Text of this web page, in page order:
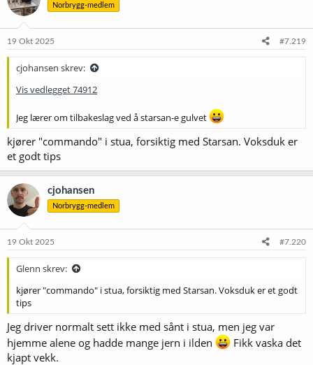
j
o
e
Norbrygg-medlem
19 Okt 2025 #7.219
cjohansen skrev:
Vis vedlegget 74912
Jeg lærer om tilbakeslag ved å starsan-e gulvet
kjører "commando" i stua, forsiktig med Starsan. Voksduk er
et godt tips
cjohansen
Norbrygg-medlem
19 Okt 2025 #7.220
Glenn skrev:
kjører "commando" i stua, forsiktig med Starsan. Voksduk er et godt
tips
Jeg driver normalt sett ikke med sånt i stua, men jeg var
hjemme alene og hadde mange jern i ilden
Fikk vaska det
kjapt vekk.